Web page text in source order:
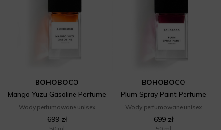
BOHOBOCO
Mango Yuzu Gasoline Perfume
Wody perfumowane unisex
699 zł
50 ml
BOHOBOCO
Plum Spray Paint Perfume
Wody perfumowane unisex
699 zł
50 ml